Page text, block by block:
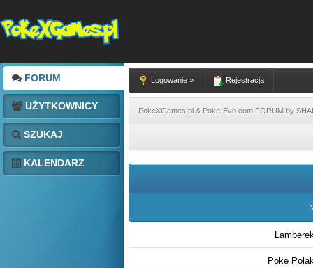
FORUM
UŻYTKOWNICY
SZUKAJ
KALENDARZ
Logowanie » Rejestracja
PokeXGames.pl & Poke-Evo.com FORUM by
Poke